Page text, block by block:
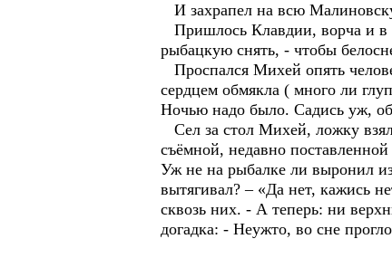
И захрапел на всю
Пришлось Клавдии, ворча и в
рыбацкую снять, - чтобы
Проспался Михей опять
сердцем обмякла ( много ли
Ночью надо было. Садись уж,
Сел за стол Михей, ложку
съёмной, недавно
Уж не на рыбалке ли выронил
вытягивал? – «Да нет, кажись
сквозь них. - А теперь: ни
догадка: - Неужто, во сне